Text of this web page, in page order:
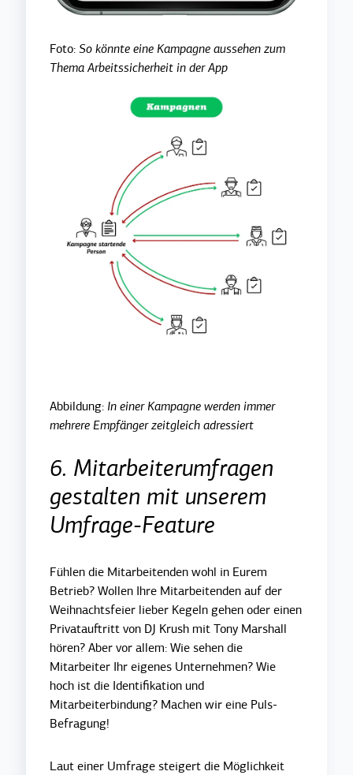
Foto:So könnte eine Kampagne aussehen zum
Thema Arbeitssicherheit in der App
Abbildung: In einer Kampagne werden immer
mehrere Empfänger zeitgleich adressiert
6. Mitarbeiterumfragen
gestalten mit unserem
Umfrage-Feature
Fühlen die Mitarbeitenden wohl in Eurem
Betrieb? Wollen Ihre Mitarbeitenden auf der
Weihnachtsfeier lieber Kegeln gehen oder einen
Privatauftritt von DJ Krush mit Tony Marshall
hören? Aber vor allem: Wie sehen die
Mitarbeiter Ihr eigenes Unternehmen? Wie
hoch ist die Identifikation und
Mitarbeiterbindung? Machen wir eine Puls-
Befragung!
Laut einer Umfrage steigert die Möglichkeit